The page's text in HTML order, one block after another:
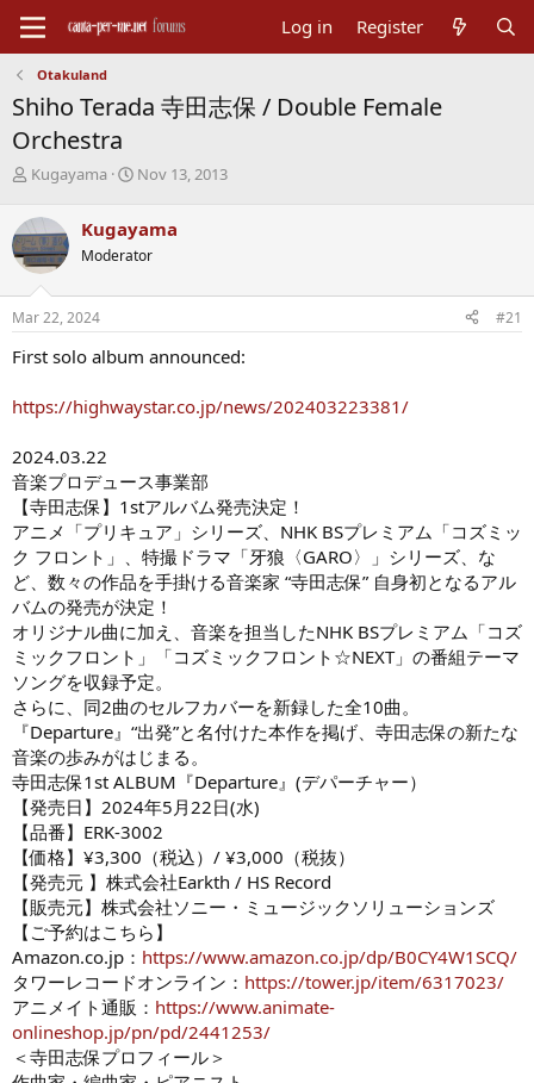
Log in Register
Otakuland
Shiho Terada 寺田志保 / Double Female
Orchestra
T
r
e
a
d
s
t
r
e
Kugayama
S
r
t
a
Nov 13, 2013
Kugayama
Moderator
Mar 22, 2024 #21
First solo album announced:
https://highwaystar.co.jp/news/202403223381/
2024.03.22
音楽プロデュース事業部
【寺田志保】1stアルバム発売決定！
アニメ「プリキュア」シリーズ、NHK BSプレミアム「コズミッ
ク フロント」、特撮ドラマ「牙狼〈GARO〉」シリーズ、な
ど、数々の作品を手掛ける音楽家 “寺田志保” 自身初となるアル
バムの発売が決定！
オリジナル曲に加え、音楽を担当したNHK BSプレミアム「コズ
ミックフロント」「コズミックフロント☆NEXT」の番組テーマ
ソングを収録予定。
さらに、同2曲のセルフカバーを新録した全10曲。
『Departure』“出発”と名付けた本作を掲げ、寺田志保の新たな
音楽の歩みがはじまる。
寺田志保1st ALBUM『Departure』(デパーチャー）
【発売日】2024年5月22日(水)
【品番】ERK-3002
【価格】¥3,300（税込）/ ¥3,000（税抜）
【発売元 】株式会社Earkth / HS Record
【販売元】株式会社ソニー・ミュージックソリューションズ
【ご予約はこちら】
Amazon.co.jp： https://www.amazon.co.jp/dp/B0CY4W1SCQ/
タワーレコードオンライン： https://tower.jp/item/6317023/
アニメイト通販： https://www.animate-
onlineshop.jp/pn/pd/2441253/
＜寺田志保プロフィール＞